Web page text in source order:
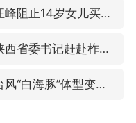
汪峰阻止14岁女儿买大牌
陕西省委书记赶赴柞水县杏坪镇
台风“白海豚”体型变大！环流面积接近13个浙江那么大